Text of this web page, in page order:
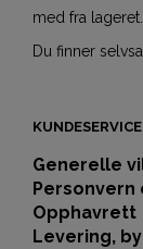
med fra lageret.
Du finner
KUNDESERVICE
Generelle
Opphavrett
Levering,